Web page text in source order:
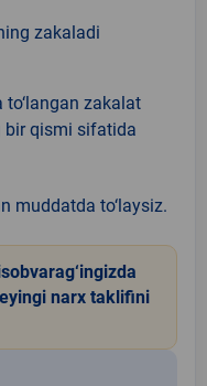
zakaladi
to‘langan zakalat
bir qismi sifatida
muddatda to‘laysiz.
narx taklifini